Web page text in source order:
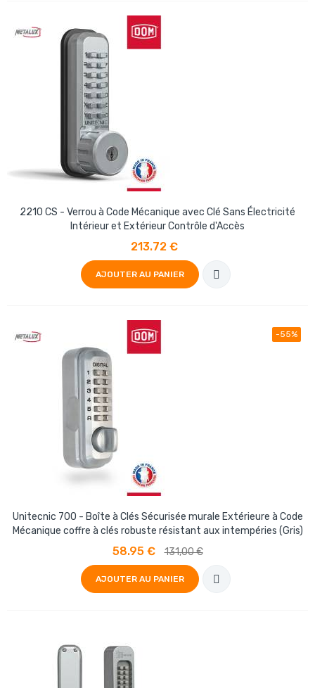
2210 CS - Verrou à Code Mécanique avec Clé Sans Électricité
Intérieur et Extérieur Contrôle d'Accès
213.72 €
AJOUTER AU PANIER
-55%
Unitecnic 700 - Boîte à Clés Sécurisée murale Extérieure à Code
Mécanique coffre à clés robuste résistant aux intempéries (Gris)
58.95 € 131,00 €
AJOUTER AU PANIER